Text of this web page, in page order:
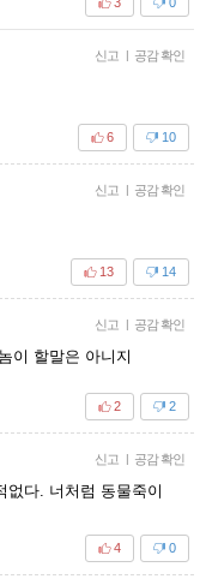
신고 | 공감 확인
10
6
신고 | 공감 확인
14
13
신고 | 공감 확인
이 할말은 아니지
2
2
신고 | 공감 확인
없다. 너처럼 동물죽이
0
4